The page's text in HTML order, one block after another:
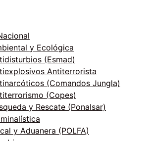
y Ecológica
(Esmad)
Antiterrorista
(Comandos Jungla)
(Copes)
y Rescate (Ponalsar)
y Aduanera (POLFA)